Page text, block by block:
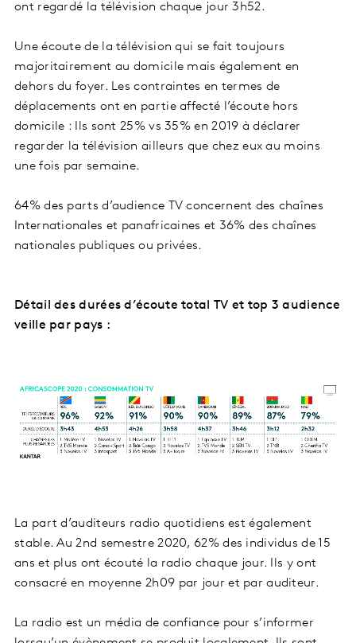
ont regardé la télévision chaque jour 3h52.
Une écoute de la télévision qui se fait toujours
majoritairement au domicile mais également en
dehors du foyer. Les contraintes en termes de
déplacements ont en partie affecté l’écoute hors
domicile : Ils sont 25% vs 35% en 2019 à déclarer
regarder la télévision ailleurs que chez eux au moins
une fois par semaine.
64% des parts d’audience TV concernent des chaînes
Internationales et panafricaines et 36% des chaînes
nationales publiques ou privées.
Détail des durées d’écoute total TV et top 3 audience
veille par pays :
La part d’auditeurs radio quotidiens est également
stable. Au 2nd semestre 2020, 62% des individus de 15
ans et plus ont écouté la radio chaque jour. Ils y ont
consacré en moyenne 2h09 par jour et par auditeur.
La radio est un média de confiance pour s’informer